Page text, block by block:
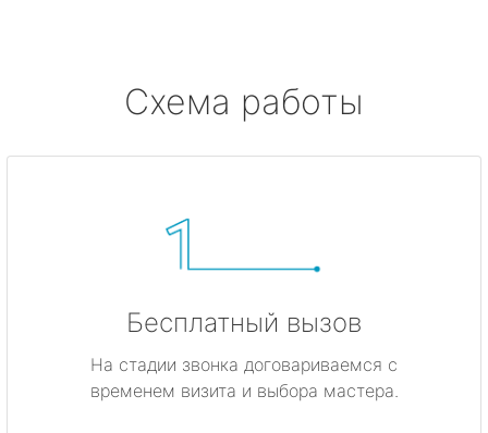
Схема работы
Бесплатный вызов
На стадии звонка договариваемся с
временем визита и выбора мастера.